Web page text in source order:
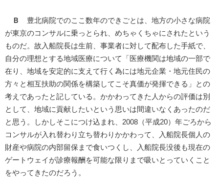
Ｂ
豊北病院でのここ数年のできごとは、地方の小さな病院
が東京のコンサルに乗っとられ、めちゃくちゃにされたという
ものだ。故入船院長は生前、事業者に対して配布した手紙で、
自分の理想とする地域医療について「医療機関は地域の一部で
在り、地域を安定的に支えて行く為には地元企業・地元住民の
方々と相互扶助の関係を構築してこそ真価が発揮できる」との
考えであったと記している。かかわってきた人からの評価は別
として、地域に貢献したいという思いは間違いなくあったのだ
と思う。しかしそこにつけ込まれ、2008（平成20）年ごろから
コンサルが入れ替わり立ち替わりかかわって、入船院長個人の
財産や病院の内部留保まで食いつくし、入船院長没後も現在の
ゲートウェイが診療報酬を可能な限りまで吸いとっていくこと
をやってきたのだろう。